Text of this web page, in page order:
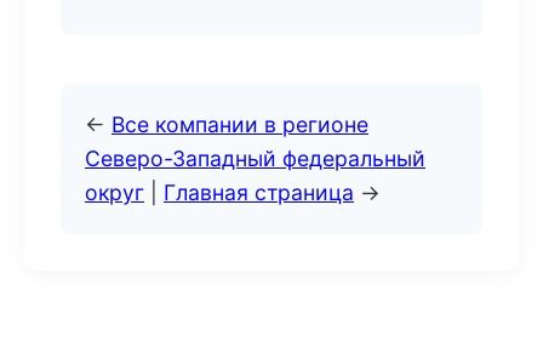
← Все компании в регионе
Северо-Западный федеральный
округ
Главная страница →